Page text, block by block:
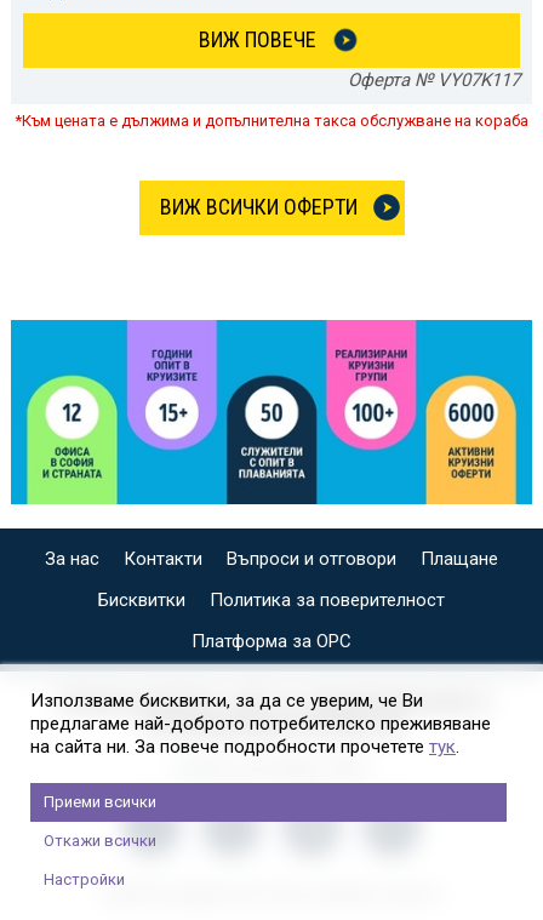
ВИЖ ПОВЕЧЕ
Оферта № VY07K117
*Към цената е дължима и допълнителна такса обслужване на кораба
ВИЖ ВСИЧКИ ОФЕРТИ
За нас Контакти Въпроси и отговори
Плащане
Бисквитки
Политика за поверителност
Платформа за ОРС
СПЕЦИАЛИЗИРАН САЙТ ЗА ИНДИВИДУАЛНИ И
ОРГАНИЗИРАНИ КРУИЗИ НА
Използваме бисквитки, за да се уверим, че Ви
предлагаме най-доброто потребителско преживяване
на сайта ни. За повече подробности прочетете тук.
Приеми всички
Откажи всички
Настройки